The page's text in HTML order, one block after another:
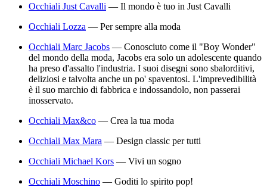
Occhiali Just Cavalli — Il mondo è tuo in Just Cavalli
Occhiali Lozza — Per sempre alla moda
Occhiali Marc Jacobs — Conosciuto come il "Boy Wonder"
del mondo della moda, Jacobs era solo un adolescente quando
ha preso d'assalto l'industria. I suoi disegni sono sbalorditivi,
deliziosi e talvolta anche un po' spaventosi. L'imprevedibilità
è il suo marchio di fabbrica e indossandolo, non passerai
inosservato.
Occhiali Max&co — Crea la tua moda
Occhiali Max Mara — Design classic per tutti
Occhiali Michael Kors — Vivi un sogno
Occhiali Moschino — Goditi lo spirito pop!